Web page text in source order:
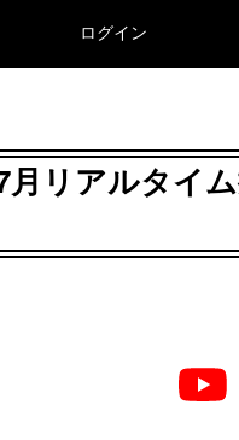
ログイン
リアルタイ